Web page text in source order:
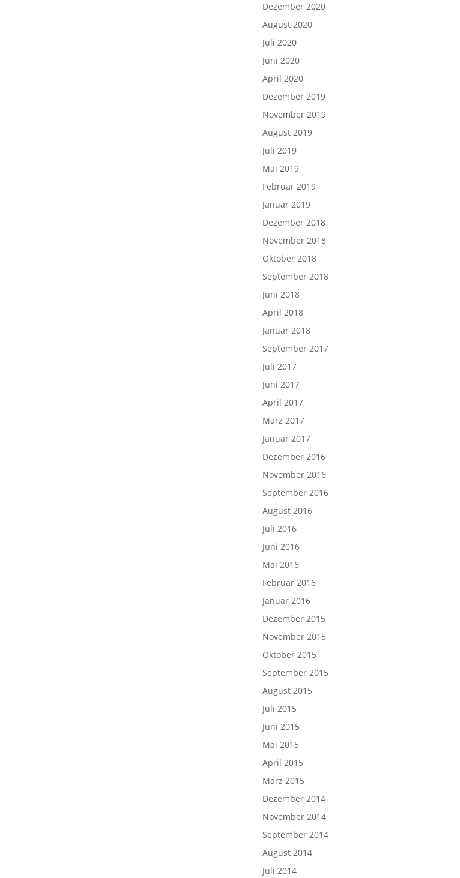
Dezember 2020
August 2020
Juli 2020
Juni 2020
April 2020
Dezember 2019
November 2019
August 2019
Juli 2019
Mai 2019
Februar 2019
Januar 2019
Dezember 2018
November 2018
Oktober 2018
September 2018
Juni 2018
April 2018
Januar 2018
September 2017
Juli 2017
Juni 2017
April 2017
März 2017
Januar 2017
Dezember 2016
November 2016
September 2016
August 2016
Juli 2016
Juni 2016
Mai 2016
Februar 2016
Januar 2016
Dezember 2015
November 2015
Oktober 2015
September 2015
August 2015
Juli 2015
Juni 2015
Mai 2015
April 2015
März 2015
Dezember 2014
November 2014
September 2014
August 2014
Juli 2014